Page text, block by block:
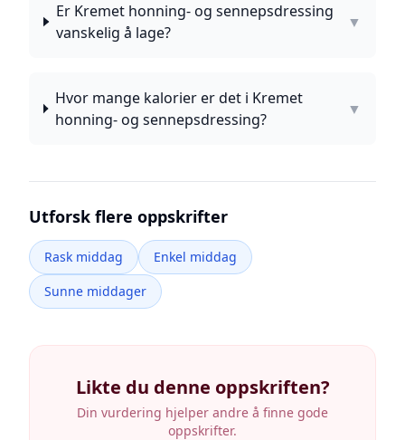
Er Kremet honning- og sennepsdressing
vanskelig å lage?
▼
Hvor mange kalorier er det i Kremet
honning- og sennepsdressing?
▼
Utforsk flere oppskrifter
Rask middag
Enkel middag
Sunne middager
Likte du denne oppskriften?
Din vurdering hjelper andre å finne gode
oppskrifter.